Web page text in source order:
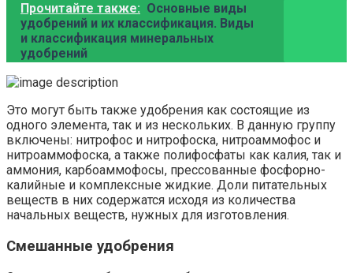
Прочитайте также: Основные виды
удобрений и их классификация. Виды
и классификация минеральных
удобрений
Это могут быть также удобрения как состоящие из
одного элемента, так и из нескольких. В данную группу
включены: нитрофос и нитрофоска, нитроаммофос и
нитроаммофоска, а также полифосфаты как калия, так и
аммония, карбоаммофосы, прессованные фосфорно-
калийные и комплексные жидкие. Доли питательных
веществ в них содержатся исходя из количества
начальных веществ, нужных для изготовления.
Смешанные удобрения